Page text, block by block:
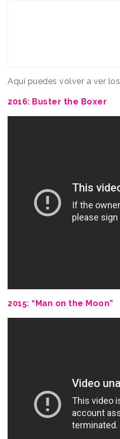
Aquí puedes volver a ver los
2016: Buster the Boxer
2015: “Man on the Moon”